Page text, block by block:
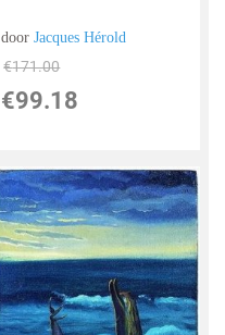
doorJacques Hérold
€171.00
€99.18